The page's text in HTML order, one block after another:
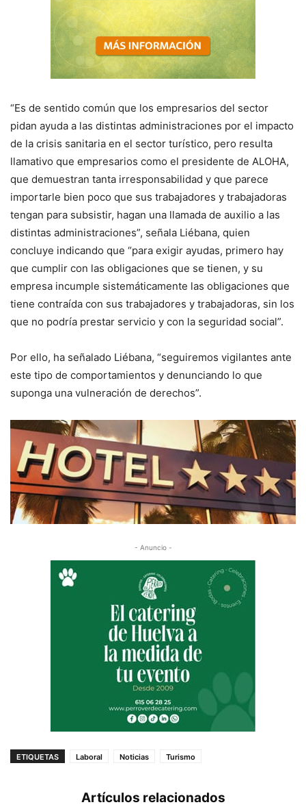
“Es de sentido común que los empresarios del sector
pidan ayuda a las distintas administraciones por el impacto
de la crisis sanitaria en el sector turístico, pero resulta
llamativo que empresarios como el presidente de ALOHA,
que demuestran tanta irresponsabilidad y que parece
importarle bien poco que sus trabajadores y trabajadoras
tengan para subsistir, hagan una llamada de auxilio a las
distintas administraciones”, señala Liébana, quien
concluye indicando que “para exigir ayudas, primero hay
que cumplir con las obligaciones que se tienen, y su
empresa incumple sistemáticamente las obligaciones que
tiene contraída con sus trabajadores y trabajadoras, sin los
que no podría prestar servicio y con la seguridad social”.
Por ello, ha señalado Liébana, “seguiremos vigilantes ante
este tipo de comportamientos y denunciando lo que
suponga una vulneración de derechos”.
- Anuncio -
ETIQUETAS Laboral Noticias Turismo
Artículos relacionados